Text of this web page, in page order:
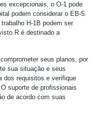
excepcionais, o O-1 pode
podem considerar o EB-5.
H-1B podem ser
R é destinado a
seus planos, por
sua situação e seus
dos requisitos e verifique
suporte de profissionais
de acordo com suas